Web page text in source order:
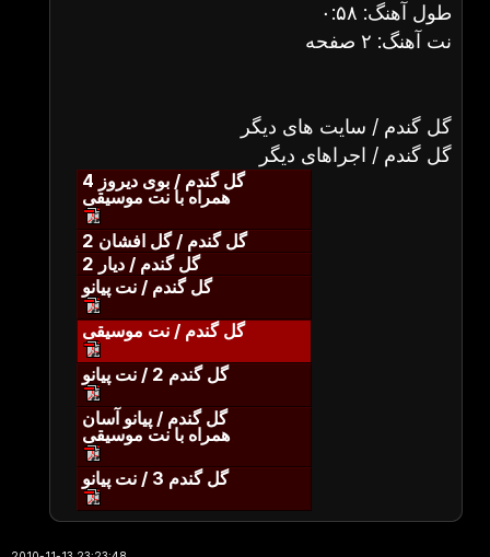
طول آهنگ: ۰:۵۸
نت آهنگ: ۲ صفحه
گل گندم / سایت های دیگر
گل گندم / اجراهای دیگر
گل گندم / بوی دیروز 4
همراه با نت موسیقی
گل گندم / گل افشان 2
گل گندم / دیار 2
گل گندم / نت پیانو
گل گندم / نت موسیقی
گل گندم 2 / نت پیانو
گل گندم / پیانو آسان
همراه با نت موسیقی
گل گندم 3 / نت پیانو